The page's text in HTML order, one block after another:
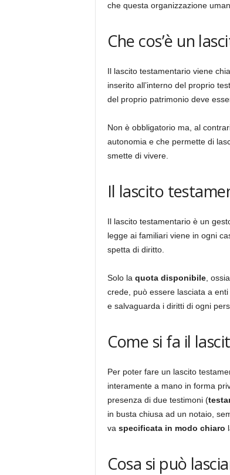
che questa organizzazione
Che cos’è un
Il lascito testamentario viene
inserito all’interno del proprio
del proprio patrimonio deve
Non è obbligatorio ma, al
autonomia e che permette di
smette di vivere.
Il lascito
Il lascito testamentario è un
legge ai familiari viene in ogni
spetta di diritto.
Solo la quota disponibile,
crede, può essere lasciata a
e salvaguarda i diritti di ogni
Come si fa il
Per poter fare un lascito
interamente a mano in forma
presenza di due testimoni (
in busta chiusa ad un notaio,
va specificata in modo chiaro
Cosa si può